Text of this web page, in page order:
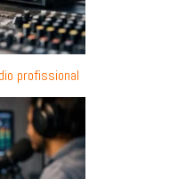
profissional